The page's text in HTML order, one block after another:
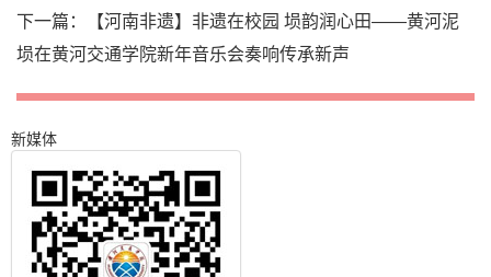
下一篇：
【河南非遗】非遗在校园 埙韵润心田——黄河泥
埙在黄河交通学院新年音乐会奏响传承新声
新媒体